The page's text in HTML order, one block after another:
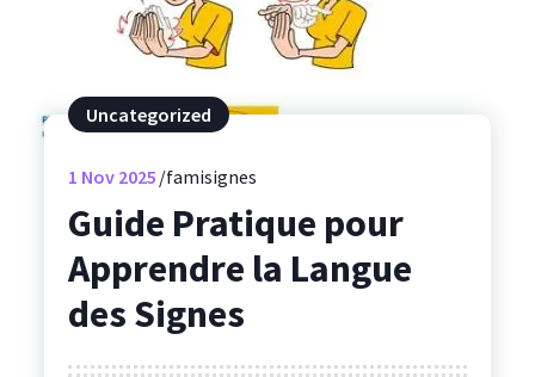
Uncategorized
1 Nov 2025 famisignes
Guide Pratique pour
Apprendre la Langue
des Signes